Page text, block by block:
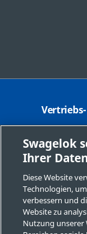
Swagelok
Ihrer
Diese Website
Technologien,
verbessern und
Website zu
Nutzung unserer